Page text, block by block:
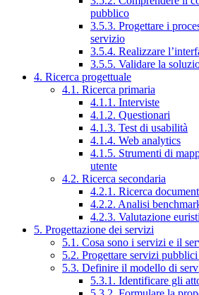
pubblico
3.5.3. Progettare i
servizio
3.5.4. Realizzare
3.5.5. Validare la
4. Ricerca progettuale
4.1. Ricerca primaria
4.1.1. Interviste
4.1.2. Questionari
4.1.3. Test di usabilità
4.1.4. Web analytics
4.1.5. Strumenti di
utente
4.2. Ricerca secondaria
4.2.1. Ricerca
4.2.2. Analisi
4.2.3. Valutazione
5. Progettazione dei servizi
5.1. Cosa sono i servizi e il
5.2. Progettare servizi
5.3. Definire il modello di
5.3.1. Identificare gli